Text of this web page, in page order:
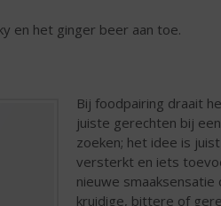
en het ginger beer aan toe.
Bij foodpairing draait
juiste gerechten bij
zoeken; het idee is
versterkt en iets
nieuwe
kruidige, bittere of